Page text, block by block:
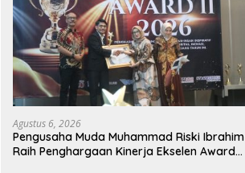
Agustus 6, 2026
Pengusaha Muda Muhammad Riski Ibrahim
Raih Penghargaan Kinerja Ekselen Award